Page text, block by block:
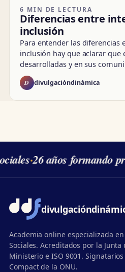
6 MIN DE LECTURA
Diferencias entre
inclusión
Para entender las diferencias
inclusión hay que aclarar que
desarrolladas y en sus
D divulgacióndinámica
·26 años formando
divulgación
Academia online especializada en
Sociales. Acreditados por la Junta
Ministerio e ISO 9001.
Compact de la ONU.